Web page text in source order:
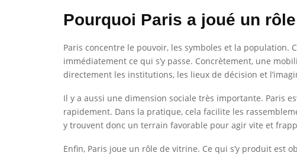
Pourquoi Paris a joué un
Paris concentre le pouvoir, les symboles et la population.
immédiatement ce qui s’y passe. Concrètement, une
directement les institutions, les lieux de décision et
Il y a aussi une dimension sociale très importante. Paris
rapidement. Dans la pratique, cela facilite les
y trouvent donc un terrain favorable pour agir vite et
Enfin, Paris joue un rôle de vitrine. Ce qui s’y produit est